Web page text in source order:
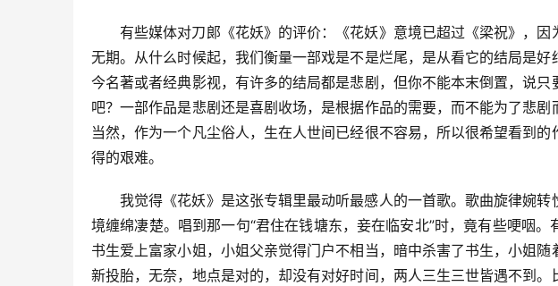
有些媒体对刀郞《花妖》的评价：《花妖》意境已超过《梁祝》，
无期。从什么时候起，我们衡量一部戏是不是烂尾，是从看它的结局是
今名著或者经典影视，有许多的结局都是悲剧，但你不能本末倒置，说
吧？一部作品是悲剧还是喜剧收场，是根据作品的需要，而不能为了悲剧
当然，作为一个凡尘俗人，生在人世间已经很不容易，所以很希望看到
得的艰难。
我觉得《花妖》是这张专辑里最动听最感人的一首歌。歌曲旋律婉
境缠绵凄楚。唱到那一句“君住在钱塘东，妾在临安北”时，竟有些哽咽
书生爱上富家小姐，小姐父亲觉得门户不相当，暗中杀害了书生，小姐
新投胎，无奈，地点是对的，却没有对好时间，两人三生三世皆遇不到